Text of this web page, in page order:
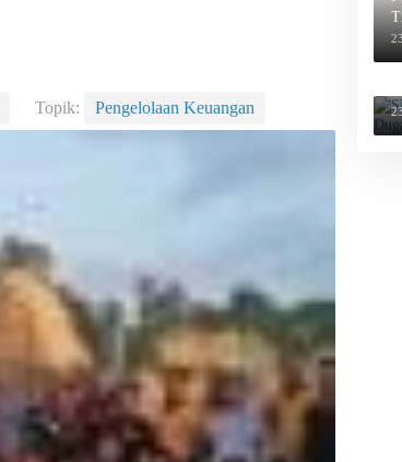
Topik: Pengelolaan Keuangan